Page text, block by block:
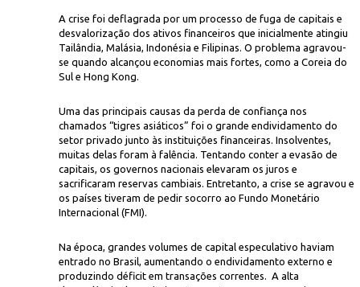
A crise foi deflagrada por um processo de fuga de capitais e
desvalorização dos ativos financeiros que inicialmente atingiu
Tailândia, Malásia, Indonésia e Filipinas. O problema agravou-
se quando alcançou economias mais fortes, como a Coreia do
Sul e Hong Kong.
Uma das principais causas da perda de confiança nos
chamados “tigres asiáticos” foi o grande endividamento do
setor privado junto às instituições financeiras. Insolventes,
muitas delas foram à falência. Tentando conter a evasão de
capitais, os governos nacionais elevaram os juros e
sacrificaram reservas cambiais. Entretanto, a crise se agravou e
os países tiveram de pedir socorro ao Fundo Monetário
Internacional (FMI).
Na época, grandes volumes de capital especulativo haviam
entrado no Brasil, aumentando o endividamento externo e
produzindo déficit em transações correntes. A alta
pela crise econômica que se espalhou pelo continente asiático